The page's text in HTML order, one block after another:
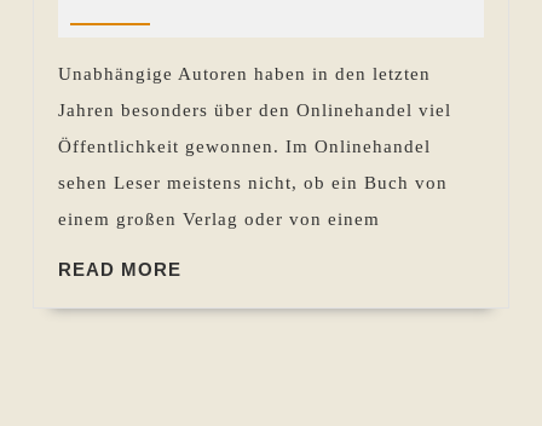
Buchhändler
Nase
auf
Unabhängige Autoren haben in den letzten
Jahren besonders über den Onlinehandel viel
Öffentlichkeit gewonnen. Im Onlinehandel
sehen Leser meistens nicht, ob ein Buch von
einem großen Verlag oder von einem
READ MORE